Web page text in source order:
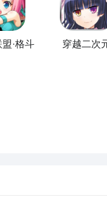
手办价格那么高，除
里她的IP影响也是非
也是比较久的，可能
的，所以大家只有
手办，目前在自身
推主线还是打资源本
配上，比如暗黑系
验。每个
方，和现实里拆手
磕抽卡，慢慢玩也
列特效，柜子里会
获取 二次元手办柜
限定款的开销，在这
·格斗 穿越二次